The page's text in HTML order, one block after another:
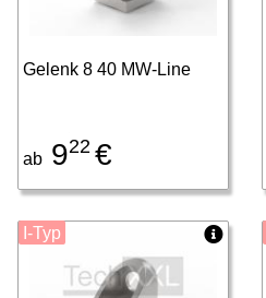
Gelenk 8 40 MW-Line
ab 922 €
I-Typ